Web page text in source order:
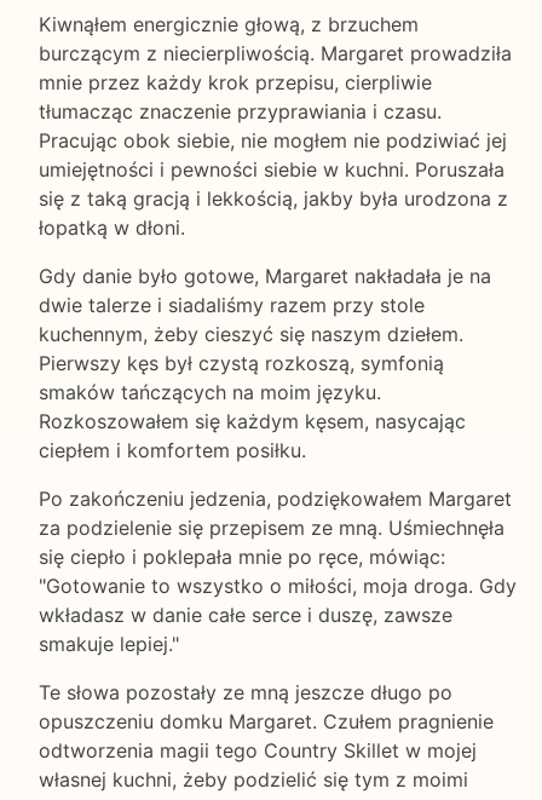
Kiwnąłem energicznie głową, z brzuchem
burczącym z niecierpliwością. Margaret prowadziła
mnie przez każdy krok przepisu, cierpliwie
tłumacząc znaczenie przyprawiania i czasu.
Pracując obok siebie, nie mogłem nie podziwiać jej
umiejętności i pewności siebie w kuchni. Poruszała
się z taką gracją i lekkością, jakby była urodzona z
łopatką w dłoni.
Gdy danie było gotowe, Margaret nakładała je na
dwie talerze i siadaliśmy razem przy stole
kuchennym, żeby cieszyć się naszym dziełem.
Pierwszy kęs był czystą rozkoszą, symfonią
smaków tańczących na moim języku.
Rozkoszowałem się każdym kęsem, nasycając
ciepłem i komfortem posiłku.
Po zakończeniu jedzenia, podziękowałem Margaret
za podzielenie się przepisem ze mną. Uśmiechnęła
się ciepło i poklepała mnie po ręce, mówiąc:
"Gotowanie to wszystko o miłości, moja droga. Gdy
wkładasz w danie całe serce i duszę, zawsze
smakuje lepiej."
Te słowa pozostały ze mną jeszcze długo po
opuszczeniu domku Margaret. Czułem pragnienie
odtworzenia magii tego Country Skillet w mojej
własnej kuchni, żeby podzielić się tym z moimi